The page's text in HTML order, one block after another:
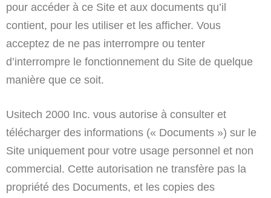
pour accéder à ce Site et aux documents qu’il
contient, pour les utiliser et les afficher. Vous
acceptez de ne pas interrompre ou tenter
d’interrompre le fonctionnement du Site de quelque
manière que ce soit.
Usitech 2000 Inc. vous autorise à consulter et
télécharger des informations (« Documents ») sur le
Site uniquement pour votre usage personnel et non
commercial. Cette autorisation ne transfère pas la
propriété des Documents, et les copies des